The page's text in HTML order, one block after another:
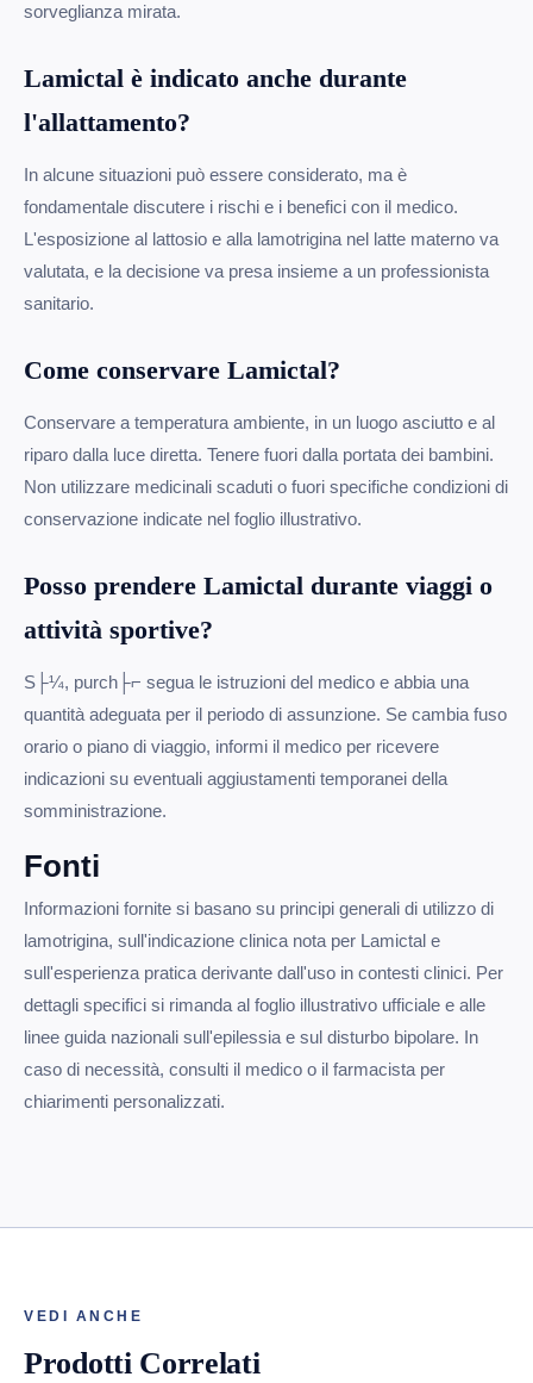
sorveglianza mirata.
Lamictal è indicato anche durante
l'allattamento?
In alcune situazioni può essere considerato, ma è
fondamentale discutere i rischi e i benefici con il medico.
L'esposizione al lattosio e alla lamotrigina nel latte materno va
valutata, e la decisione va presa insieme a un professionista
sanitario.
Come conservare Lamictal?
Conservare a temperatura ambiente, in un luogo asciutto e al
riparo dalla luce diretta. Tenere fuori dalla portata dei bambini.
Non utilizzare medicinali scaduti o fuori specifiche condizioni di
conservazione indicate nel foglio illustrativo.
Posso prendere Lamictal durante viaggi o
attività sportive?
S├¼, purch├⌐ segua le istruzioni del medico e abbia una
quantità adeguata per il periodo di assunzione. Se cambia fuso
orario o piano di viaggio, informi il medico per ricevere
indicazioni su eventuali aggiustamenti temporanei della
somministrazione.
Fonti
Informazioni fornite si basano su principi generali di utilizzo di
lamotrigina, sull'indicazione clinica nota per Lamictal e
sull'esperienza pratica derivante dall'uso in contesti clinici. Per
dettagli specifici si rimanda al foglio illustrativo ufficiale e alle
linee guida nazionali sull'epilessia e sul disturbo bipolare. In
caso di necessità, consulti il medico o il farmacista per
chiarimenti personalizzati.
VEDI ANCHE
Prodotti Correlati